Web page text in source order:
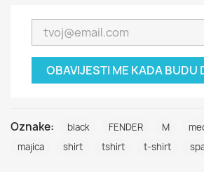
OBAVIJESTI ME KADA BUDU
Oznake: black FENDER M
majica
shirt tshirt t-shirt